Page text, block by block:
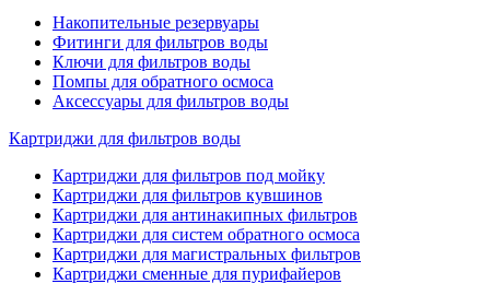
Накопительные резервуары
Фитинги для фильтров воды
Ключи для фильтров воды
Помпы для обратного осмоса
Аксессуары для фильтров воды
Картриджи для фильтров воды
Картриджи для фильтров под мойку
Картриджи для фильтров кувшинов
Картриджи для антинакипных фильтров
Картриджи для систем обратного осмоса
Картриджи для магистральных фильтров
Картриджи сменные для пурифайеров